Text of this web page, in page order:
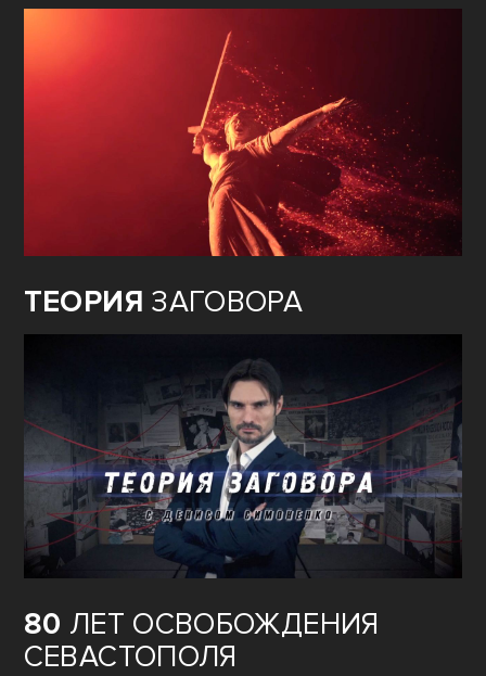
ТЕОРИЯ ЗАГОВОРА
80 ЛЕТ ОСВОБОЖДЕНИЯ
СЕВАСТОПОЛЯ